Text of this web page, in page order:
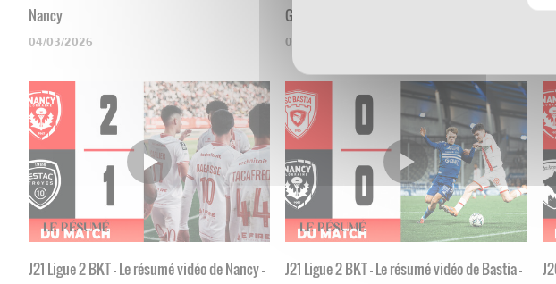
Nancy
04/03/2026
Grenoble
03/03/2026
J21 Ligue 2 BKT - Le résumé vidéo de Nancy -
J21 Ligue 2 BKT - Le résumé vidéo de Bastia -